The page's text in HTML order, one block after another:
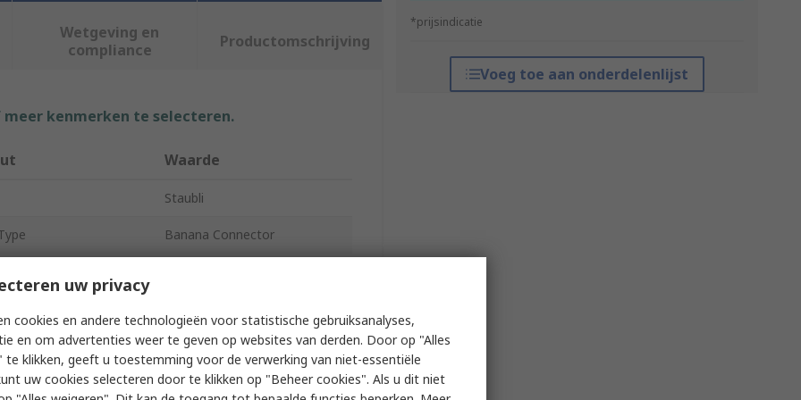
*prijsindicatie
Voeg toe aan onderdelenlijst
Wetgeving en
compliance
Productomschrijving
kenmerken te selecteren.
Waarde
Staubli
Banana Connector
10A
30V
uw privacy
cookies en andere technologieën voor statistische gebruiksanalyses,
en om advertenties weer te geven op websites van derden. Door op "Alles
te klikken, geeft u toestemming voor de verwerking van niet-essentiële
uw cookies selecteren door te klikken op "Beheer cookies". Als u dit niet